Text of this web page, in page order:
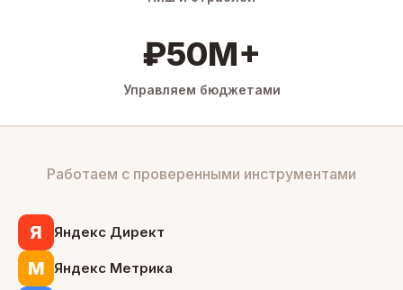
₽50M+
Управляем бюджетами
Работаем с проверенными инструментами
Я Яндекс Директ
М Яндекс Метрика